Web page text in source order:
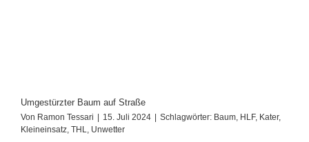
Umgestürzter Baum auf Straße
Von Ramon Tessari | 15. Juli 2024 | Schlagwörter: Baum HLF, Kater,
Kleineinsatz THL Unwetter